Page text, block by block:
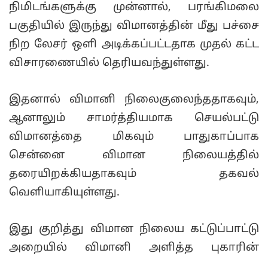
நிமிடங்களுக்கு முன்னால், பரங்கிமலை
பகுதியில் இருந்து விமானத்தின் மீது பச்சை
நிற லேசர் ஒளி அடிக்கப்பட்டதாக முதல் கட்ட
விசாரணையில் தெரியவந்துள்ளது.
இதனால் விமானி நிலைகுலைந்ததாகவும்,
ஆனாலும் சாமர்த்தியமாக செயல்பட்டு
விமானத்தை மிகவும் பாதுகாப்பாக
சென்னை விமான நிலையத்தில்
தரையிறக்கியதாகவும் தகவல்
வெளியாகியுள்ளது.
இது குறித்து விமான நிலைய கட்டுப்பாட்டு
அறையில் விமானி அளித்த புகாரின்